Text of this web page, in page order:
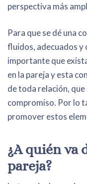
perspectiva más
Para que se dé una
fluidos, adecuados y
importante que
en la pareja y esta
de toda relación,
compromiso. Por lo
promover estos
¿A quién va
pareja?